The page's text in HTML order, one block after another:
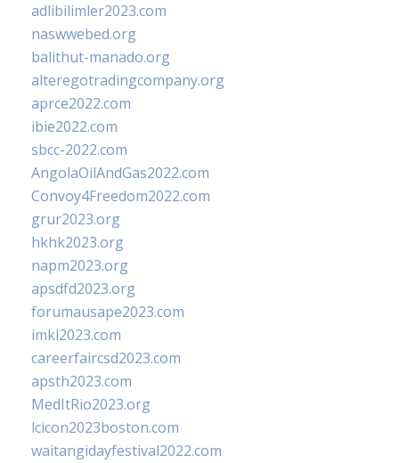
adlibilimler2023.com
naswwebed.org
balithut-manado.org
alteregotradingcompany.org
aprce2022.com
ibie2022.com
sbcc-2022.com
AngolaOilAndGas2022.com
Convoy4Freedom2022.com
grur2023.org
hkhk2023.org
napm2023.org
apsdfd2023.org
forumausape2023.com
imkl2023.com
careerfaircsd2023.com
apsth2023.com
MedItRio2023.org
lcicon2023boston.com
waitangidayfestival2022.com